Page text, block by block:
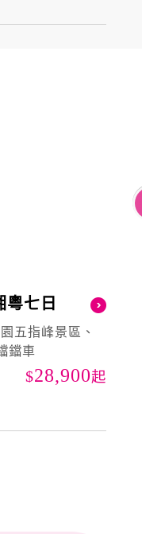
粵七日
五指峰景區、
鐺車
28,900起